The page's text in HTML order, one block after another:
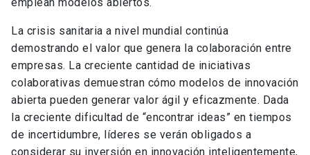
La crisis sanitaria a nivel mundial continúa
demostrando el valor que genera la colaboración entre
empresas. La creciente cantidad de iniciativas
colaborativas demuestran cómo modelos de innovación
abierta pueden generar valor ágil y eficazmente. Dada
la creciente dificultad de “encontrar ideas” en tiempos
de incertidumbre, líderes se verán obligados a
considerar su inversión en innovación inteligentemente,